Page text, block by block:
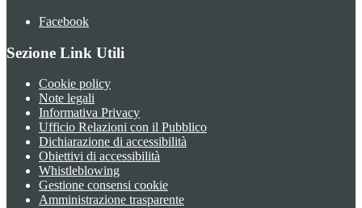
Facebook
Sezione Link Utili
Cookie policy
Note legali
Informativa Privacy
Ufficio Relazioni con il Pubblico
Dichiarazione di accessibilità
Obiettivi di accessibilità
Whistleblowing
Gestione consensi cookie
Amministrazione trasparente